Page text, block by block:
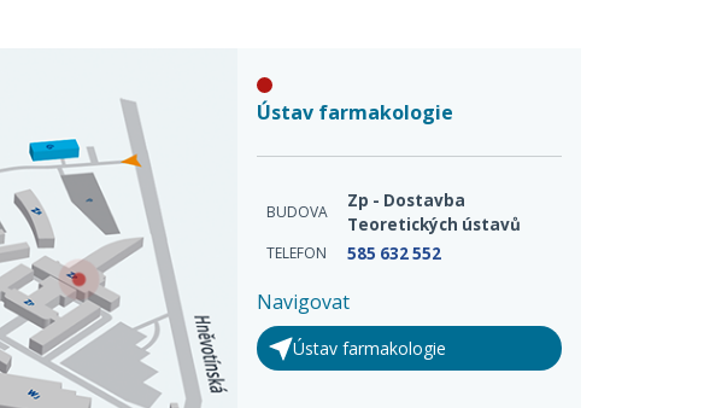
Ústav farmakologie
BUDOVA
Zp - Dostavba
Teoretických ústavů
TELEFON 585 632 552
Navigovat
Ústav farmakologie